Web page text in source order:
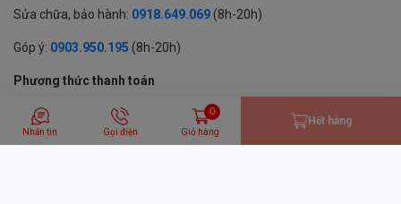
Sửa chữa, bảo hành: 0918.649.069 (8h-20h)
Góp ý: 0903.950.195 (8h-20h)
Phương thức thanh toán
Nhắn tin Gọi điện
0
Giỏ hàng
Hết hàng